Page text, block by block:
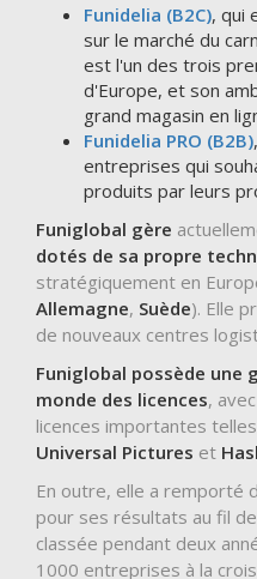
Funidelia (B2C), qui
sur le marché du
est l'un des trois
d'Europe, et son
grand magasin en
Funidelia PRO (B2B)
entreprises qui
produits par leurs
Funiglobal gère
dotés de sa propre
stratégiquement en
Allemagne, Suède). Elle
de nouveaux centres
Funiglobal possède une
monde des licences,
licences importantes
Universal Pictures et
En outre, elle a remporté
pour ses résultats au fil
classée pendant deux
1000 entreprises à la